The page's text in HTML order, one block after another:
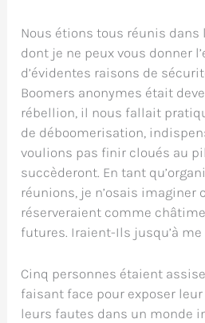
Nous étions tous réunis dans
dont je ne peux vous donner
d’évidentes raisons de
Boomers anonymes était
rébellion, il nous fallait
de déboomerisation,
voulions pas finir cloués au
succèderont. En tant
réunions, je n’osais imaginer
réserveraient comme
futures. Iraient-Ils jusqu’à
Cinq personnes étaient
faisant face pour exposer
leurs fautes dans un monde